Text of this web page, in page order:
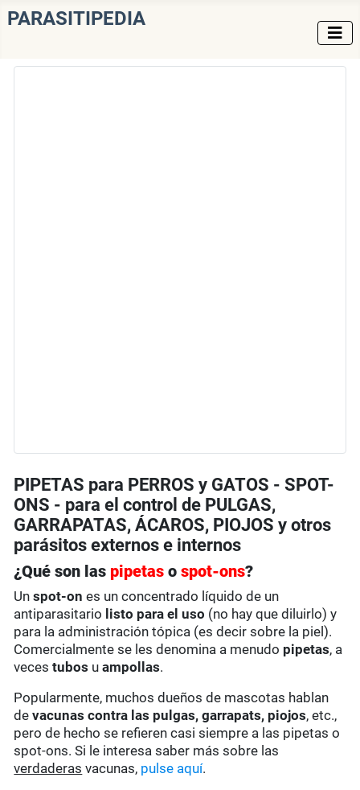
PARASITIPEDIA
PIPETAS para PERROS y GATOS - SPOT-
ONS - para el control de PULGAS,
GARRAPATAS, ÁCAROS, PIOJOS y otros
parásitos externos e internos
¿Qué son las pipetas ospot-ons?
Unspot-ones un concentrado líquido de un
antiparasitario listo para el uso (no hay que diluirlo) y
para la administración tópica (es decir sobre la piel).
Comercialmente se les denomina a menudo pipetas, a
vecestubos uampollas.
Popularmente, muchos dueños de mascotas hablan
devacunas contra las pulgas, garrapats, piojos, etc.,
pero de hecho se refieren casi siempre a las pipetas o
spot-ons. Si le interesa saber más sobre las
verdaderas vacunas, pulse aquí.